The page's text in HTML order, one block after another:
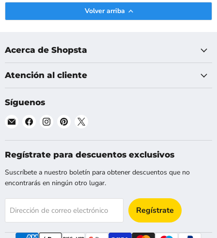
Volver arriba
Acerca de Shopsta
Atención al cliente
Síguenos
Encuéntranos
Correo
electrónico
Encuéntranos
Facebook
Encuéntranos
Instagram
Encuéntranos
Pinterest
X
Regístrate para descuentos exclusivos
Suscríbete a nuestro boletín para obtener descuentos que no
encontrarás en ningún otro lugar.
Dirección de correo electrónico Regístrate